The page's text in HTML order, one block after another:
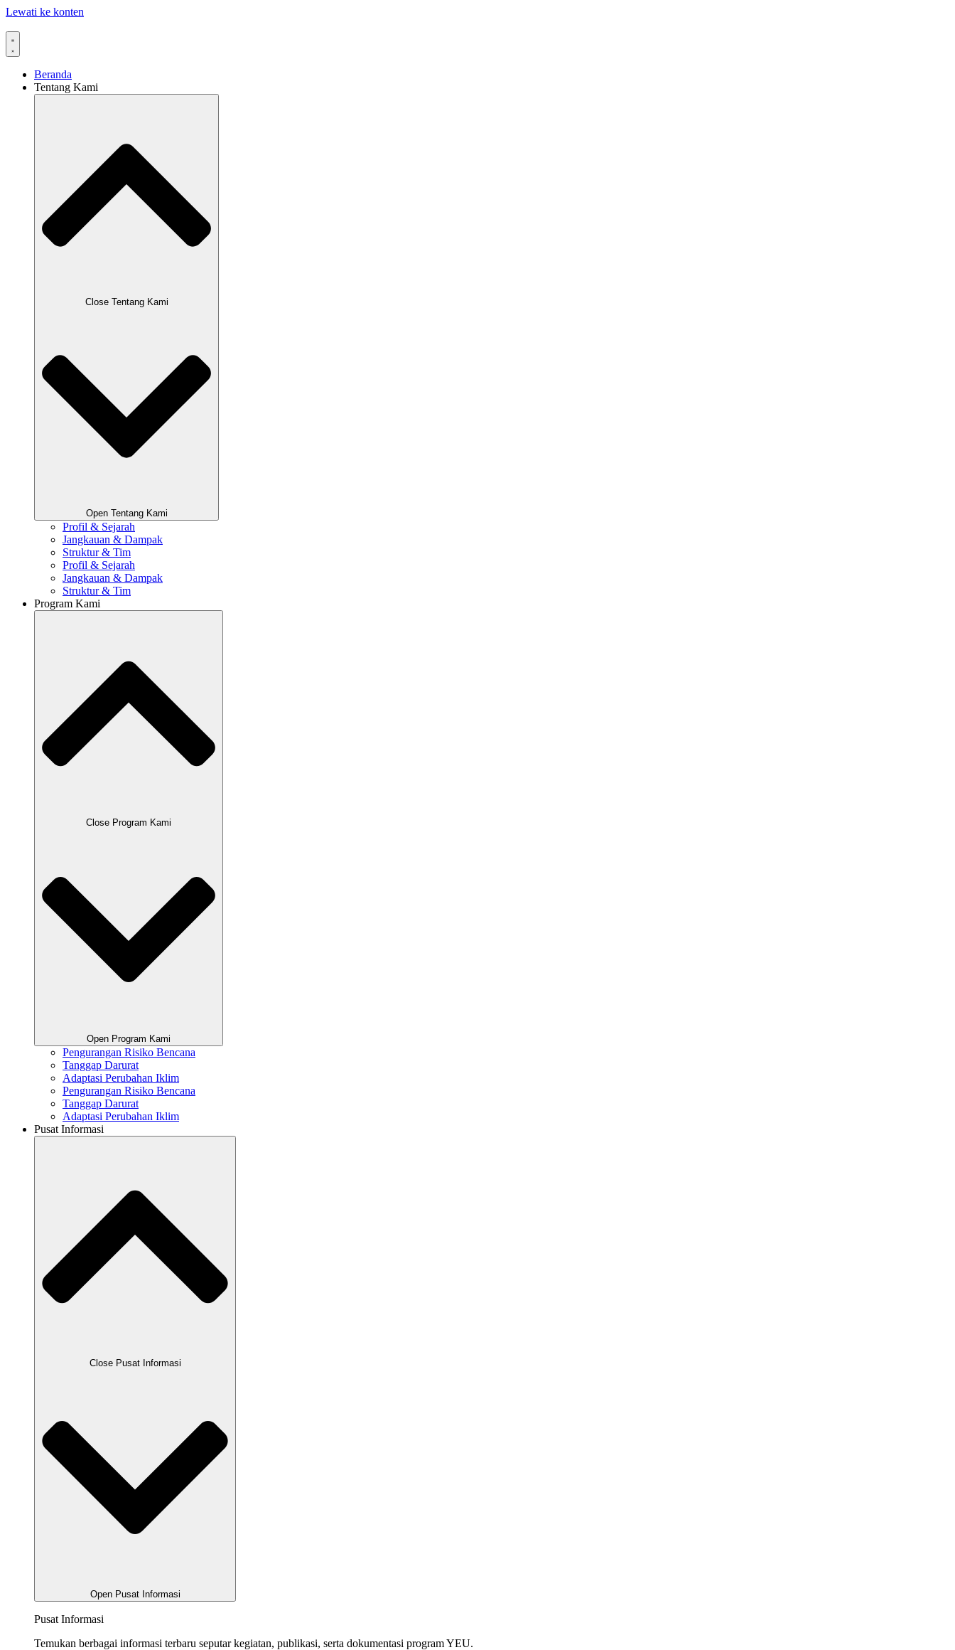
Lewati ke konten
Beranda
Tentang Kami
Close Tentang Kami
Open Tentang Kami
Profil & Sejarah
Jangkauan & Dampak
Struktur & Tim
Profil & Sejarah
Jangkauan & Dampak
Struktur & Tim
Program Kami
Close Program Kami
Open Program Kami
Pengurangan Risiko Bencana
Tanggap Darurat
Adaptasi Perubahan Iklim
Pengurangan Risiko Bencana
Tanggap Darurat
Adaptasi Perubahan Iklim
Pusat Informasi
Close Pusat Informasi
Open Pusat Informasi
Pusat Informasi
Temukan berbagai informasi terbaru seputar kegiatan, publikasi, serta dokumentasi program YEU.